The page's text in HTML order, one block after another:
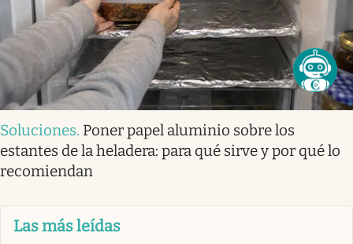
Soluciones. Poner papel aluminio sobre los
estantes de la heladera: para qué sirve y por qué lo
recomiendan
Las más leídas